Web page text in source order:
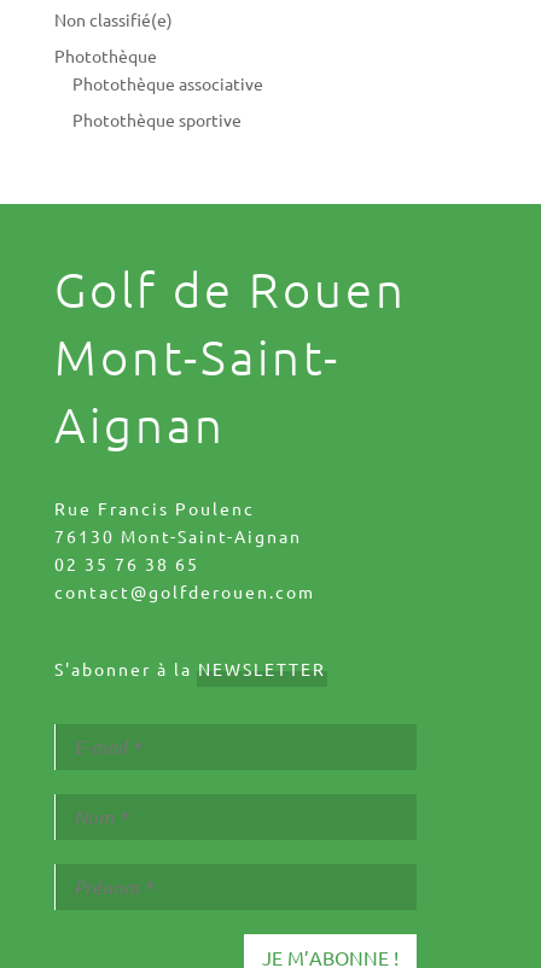
Non classifié(e)
Photothèque
Photothèque associative
Photothèque sportive
Golf de Rouen
Mont-Saint-
Aignan
Rue Francis Poulenc
76130 Mont-Saint-Aignan
02 35 76 38 65
contact@golfderouen.com
S'abonner à la NEWSLETTER